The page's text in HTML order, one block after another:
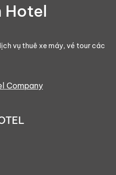
Hotel
vụ thuê xe máy, vé tour các
Company